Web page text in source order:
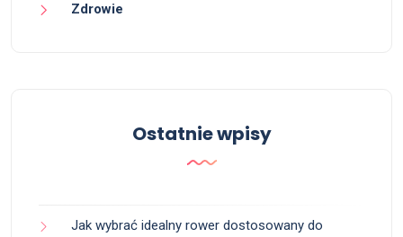
Zdrowie
Ostatnie wpisy
Jak wybrać idealny rower dostosowany do